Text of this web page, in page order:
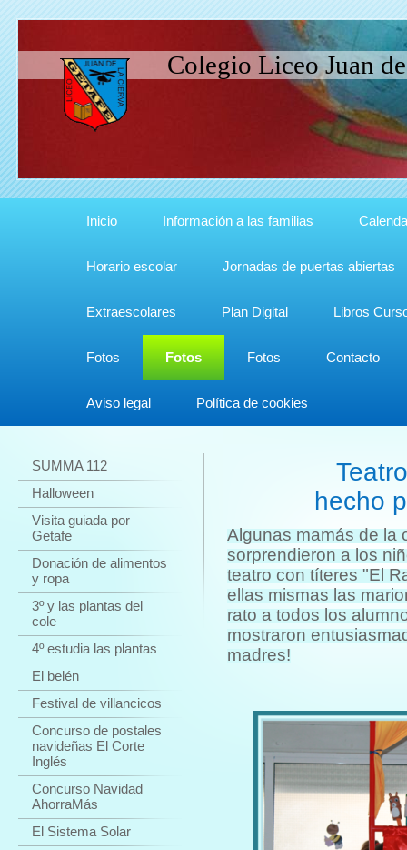
Colegio Liceo Juan
Inicio Información a las familias
Horario escolar Jornadas de puertas abiertas
Extraescolares Plan Digital Libros
Fotos Fotos Fotos Contacto
Aviso legal Política de cookies
SUMMA 112
Halloween
Visita guiada por
Getafe
Donación de alimentos
y ropa
3º y las plantas del
cole
4º estudia las plantas
El belén
Festival de villancicos
Concurso de postales
navideñas El Corte
Inglés
Concurso Navidad
AhorraMás
El Sistema Solar
hecho por
Algunas mamás de la
sorprendieron a los
teatro con títeres "El
ellas mismas las
rato a todos los
mostraron
madres!